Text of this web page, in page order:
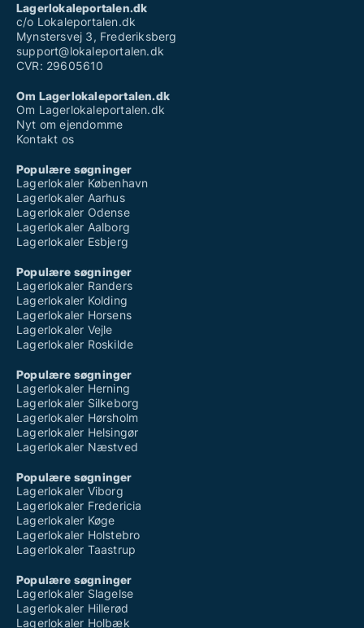
Lagerlokaleportalen.dk
c/o Lokaleportalen.dk
Mynstersvej 3, Frederiksberg
support@lokaleportalen.dk
CVR: 29605610
Om Lagerlokaleportalen.dk
Om Lagerlokaleportalen.dk
Nyt om ejendomme
Kontakt os
Populære søgninger
Lagerlokaler København
Lagerlokaler Aarhus
Lagerlokaler Odense
Lagerlokaler Aalborg
Lagerlokaler Esbjerg
Populære søgninger
Lagerlokaler Randers
Lagerlokaler Kolding
Lagerlokaler Horsens
Lagerlokaler Vejle
Lagerlokaler Roskilde
Populære søgninger
Lagerlokaler Herning
Lagerlokaler Silkeborg
Lagerlokaler Hørsholm
Lagerlokaler Helsingør
Lagerlokaler Næstved
Populære søgninger
Lagerlokaler Viborg
Lagerlokaler Fredericia
Lagerlokaler Køge
Lagerlokaler Holstebro
Lagerlokaler Taastrup
Populære søgninger
Lagerlokaler Slagelse
Lagerlokaler Hillerød
Lagerlokaler Holbæk